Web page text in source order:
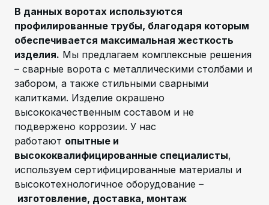
В данных воротах используются
профилированные трубы, благодаря которым
обеспечивается максимальная жесткость
изделия. Мы предлагаем комплексные решения
– сварные ворота с металлическими столбами и
забором, а также стильными сварными
калитками. Изделие окрашено
высококачественным составом и не
подвержено коррозии. У нас
работают опытные и
высококвалифицированные специалисты,
используем сертифицированные материалы и
высокотехнологичное оборудование –
изготовление, доставка, монтаж